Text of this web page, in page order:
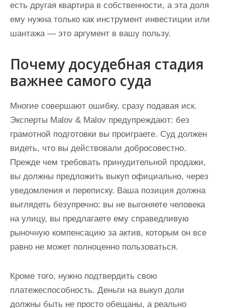
есть другая квартира в собственности, а эта доля
ему нужна только как инструмент инвестиции или
шантажа — это аргумент в вашу пользу.
Почему досудебная стадия
важнее самого суда
Многие совершают ошибку, сразу подавая иск.
Эксперты Malov & Malov предупреждают: без
грамотной подготовки вы проиграете. Суд должен
видеть, что вы действовали добросовестно.
Прежде чем требовать принудительной продажи,
вы должны предложить выкуп официально, через
уведомления и переписку. Ваша позиция должна
выглядеть безупречно: вы не выгоняете человека
на улицу, вы предлагаете ему справедливую
рыночную компенсацию за актив, которым он все
равно не может полноценно пользоваться.
Кроме того, нужно подтвердить свою
платежеспособность. Деньги на выкуп доли
должны быть не просто обещаны, а реально